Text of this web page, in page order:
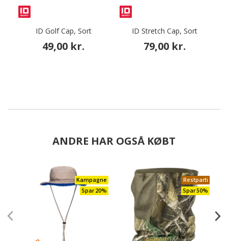
ID Golf Cap, Sort
49,00 kr.
ID Stretch Cap, Sort
79,00 kr.
ANDRE HAR OGSÅ KØBT
Kampagne
Spar 20%
Restparti
Spar 50%